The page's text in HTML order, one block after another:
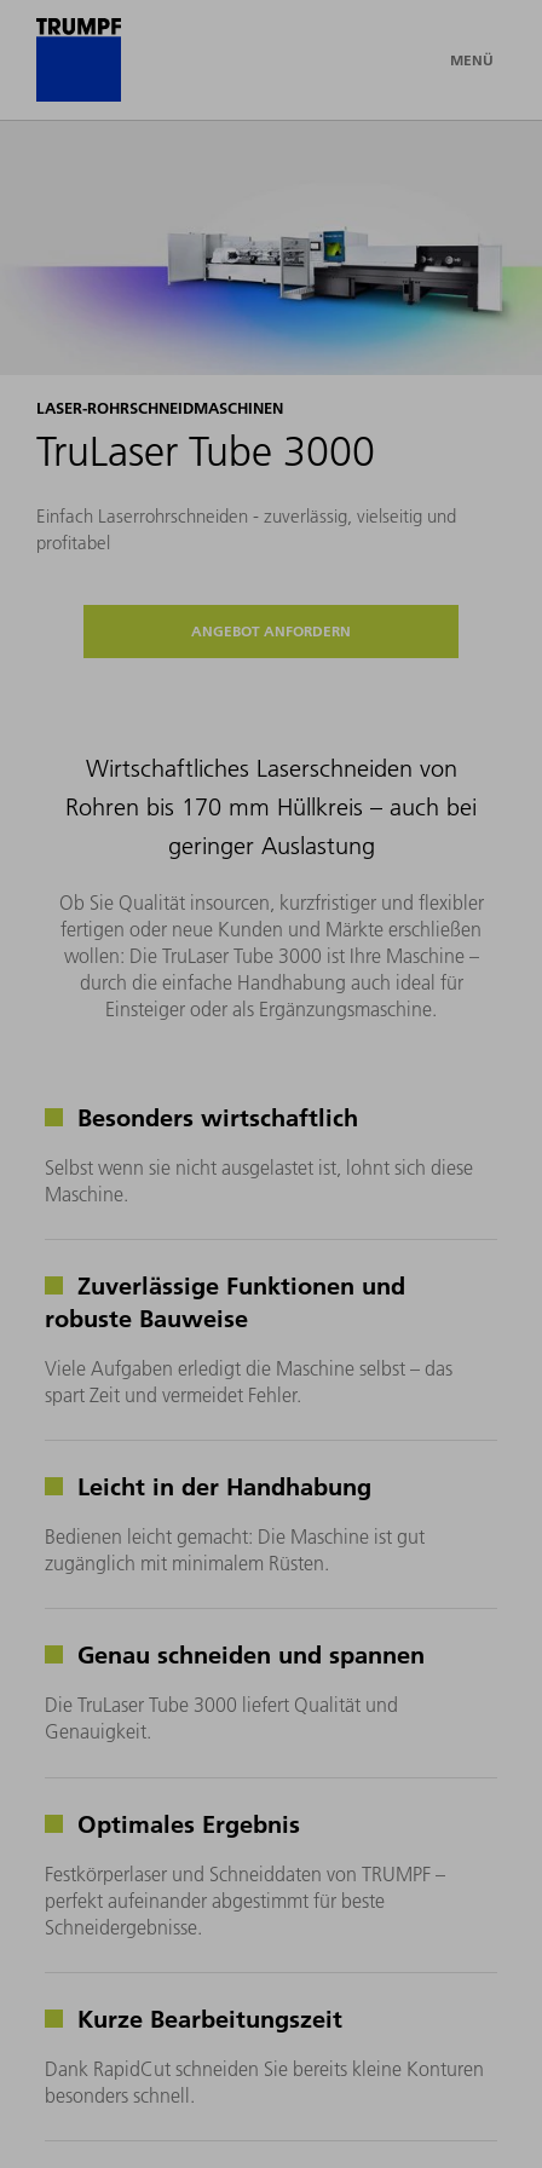
MENÜ
LASER-ROHRSCHNEIDMASCHINEN
TruLaser Tube 3000
Einfach Laserrohrschneiden - zuverlässig, vielseitig und
profitabel
ANGEBOT ANFORDERN
Wirtschaftliches Laserschneiden von
Rohren bis 170 mm Hüllkreis – auch bei
geringer Auslastung
Ob Sie Qualität insourcen, kurzfristiger und flexibler
fertigen oder neue Kunden und Märkte erschließen
wollen: Die TruLaser Tube 3000 ist Ihre Maschine –
durch die einfache Handhabung auch ideal für
Einsteiger oder als Ergänzungsmaschine.
Besonders wirtschaftlich
Selbst wenn sie nicht ausgelastet ist, lohnt sich diese
Maschine.
Zuverlässige Funktionen und
robuste Bauweise
Viele Aufgaben erledigt die Maschine selbst – das
spart Zeit und vermeidet Fehler.
Leicht in der Handhabung
Bedienen leicht gemacht: Die Maschine ist gut
zugänglich mit minimalem Rüsten.
Genau schneiden und spannen
Die TruLaser Tube 3000 liefert Qualität und
Genauigkeit.
Optimales Ergebnis
Festkörperlaser und Schneiddaten von TRUMPF –
perfekt aufeinander abgestimmt für beste
Schneidergebnisse.
Kurze Bearbeitungszeit
Dank RapidCut schneiden Sie bereits kleine Konturen
besonders schnell.